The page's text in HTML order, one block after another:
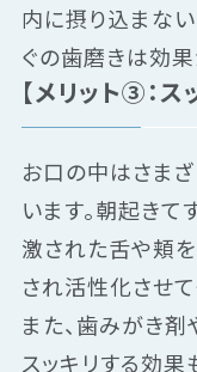
内に摂り込まな
ぐの歯磨きは効果
【メリット③：
お口の中はさま
います。朝起きて
激された舌や頬
され活性化させて
また、歯みがき
スッキリする効果